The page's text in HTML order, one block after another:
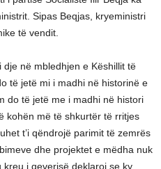
Sipas Beqjas, kryeministri
të vendit.
në mbledhjen e Këshillit të
të jetë mi i madhi në historinë e
do të jetë me i madhi në histori
kohën më të shkurtër të rritjes
t’i qëndrojë parimit të zemrës
dhe projektet e mëdha nuk
kreu i qeverisë deklaroi se ky